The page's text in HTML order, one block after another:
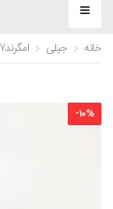
خانه جیلی امگرند7 سواری
-10%